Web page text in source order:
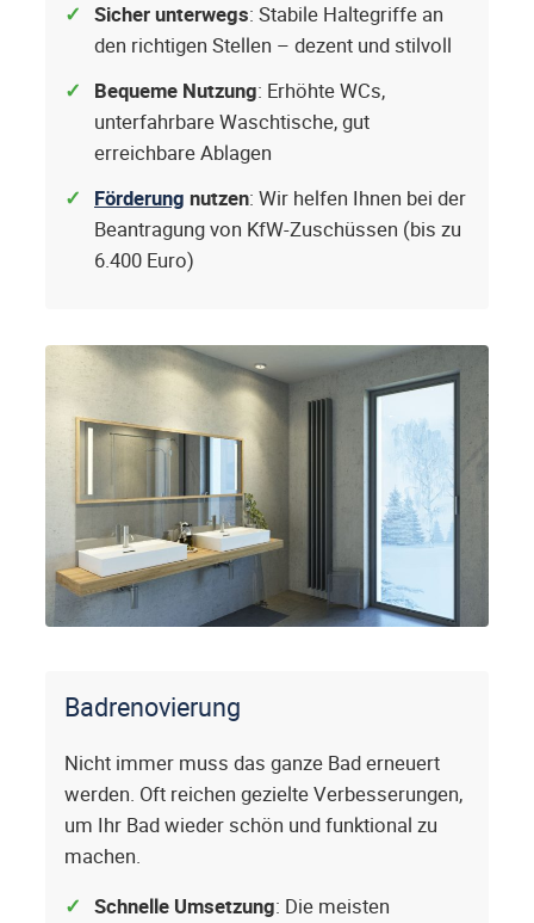
Sicher unterwegs: Stabile Haltegriffe an
den richtigen Stellen – dezent und stilvoll
Bequeme Nutzung: Erhöhte WCs,
unterfahrbare Waschtische, gut
erreichbare Ablagen
Förderung nutzen: Wir helfen Ihnen bei der
Beantragung von KfW-Zuschüssen (bis zu
6.400 Euro)
Badrenovierung
Nicht immer muss das ganze Bad erneuert
werden. Oft reichen gezielte Verbesserungen,
um Ihr Bad wieder schön und funktional zu
machen.
Schnelle Umsetzung: Die meisten